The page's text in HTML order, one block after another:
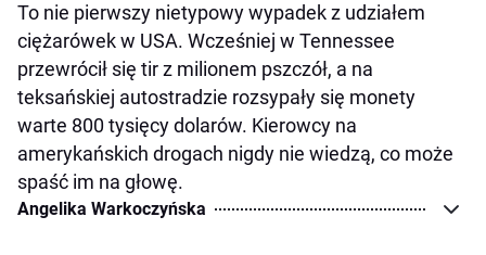
To nie pierwszy nietypowy wypadek z udziałem
ciężarówek w USA. Wcześniej w Tennessee
przewrócił się tir z milionem pszczół, a na
teksańskiej autostradzie rozsypały się monety
warte 800 tysięcy dolarów. Kierowcy na
amerykańskich drogach nigdy nie wiedzą, co może
spaść im na głowę.
Angelika Warkoczyńska